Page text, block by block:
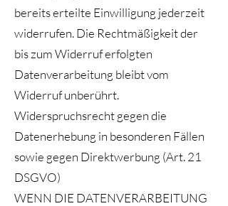
bereits erteilte Einwilligung jederzeit
widerrufen. Die Rechtmäßigkeit der
bis zum Widerruf erfolgten
Datenverarbeitung bleibt vom
Widerruf unberührt.
Widerspruchsrecht gegen die
Datenerhebung in besonderen Fällen
sowie gegen Direktwerbung (Art. 21
DSGVO)
WENN DIE DATENVERARBEITUNG